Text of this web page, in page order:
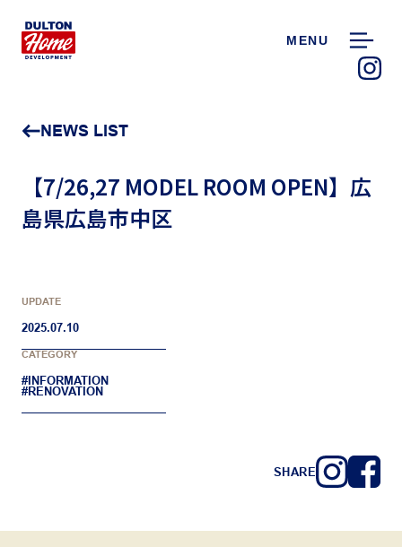
MENU
NEWS LIST
【7/26,27 MODEL ROOM OPEN】広
島県広島市中区
UPDATE
2025.07.10
CATEGORY
#INFORMATION
#RENOVATION
SHARE